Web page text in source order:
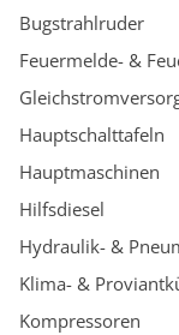
Bugstrahlruder
Feuermelde- &
Hauptschalttafeln
Hauptmaschinen
Hilfsdiesel
Hydraulik- &
Klima- &
Kompressoren